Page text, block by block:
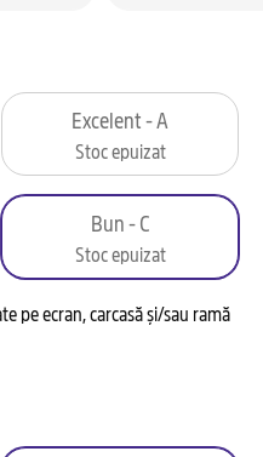
Excelent - A
Stoc epuizat
Bun - C
Stoc epuizat
pe ecran, carcasă și/sau ramă